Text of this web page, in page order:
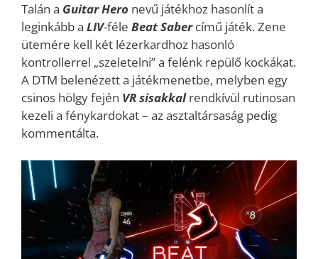
Talán a Guitar Hero nevű játékhoz hasonlít a
leginkább a LIV-féle Beat Saber című játék. Zene
ütemére kell két lézerkardhoz hasonló
kontrollerrel „szeletelni” a felénk repülő kockákat.
A DTM belenézett a játékmenetbe, melyben egy
csinos hölgy fején VR sisakkalrendkívül rutinosan
kezeli a fénykardokat – az asztaltársaság pedig
kommentálta.